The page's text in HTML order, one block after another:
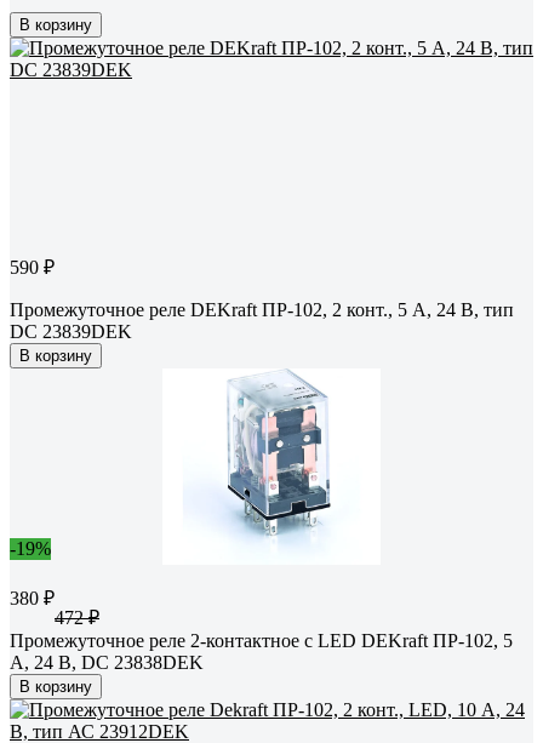
В корзину
590 ₽
Промежуточное реле DEKraft ПР-102, 2 конт., 5 А, 24 В, тип
DC 23839DEK
В корзину
-19%
380 ₽
472 ₽
Промежуточное реле 2-контактное с LED DEKraft ПР-102, 5
А, 24 В, DC 23838DEK
В корзину